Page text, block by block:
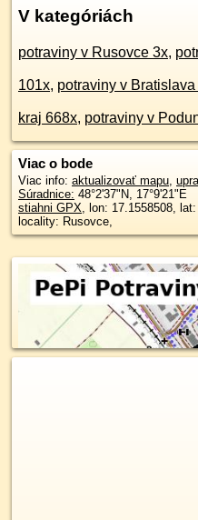
V kategóriách
potraviny v Rusovce 3x,
101x, potraviny v
kraj 668x, potraviny v
Viac o bode
Viac info: aktualizovať mapu,
Súradnice: 48°2'37"N, 17°9'21"E
stiahni GPX, lon: 17.1558508,
locality: Rusovce,